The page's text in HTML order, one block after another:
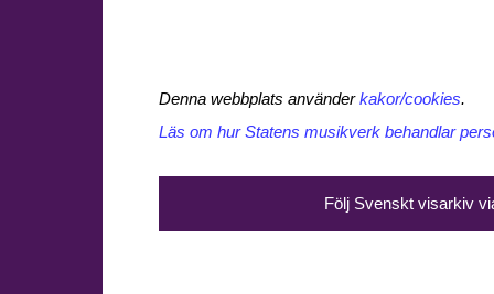
Denna webbplats använderkakor/cookies.
Läs om hur Statens musikverk behandlar
Följ Svenskt visarkiv